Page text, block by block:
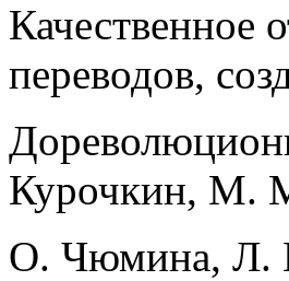
Качественное
переводов,
Курочкин, М.
О. Чюмина, Л.